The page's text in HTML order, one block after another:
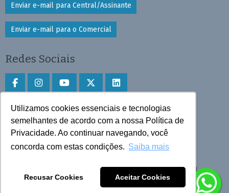
Utilizamos cookies essenciais e tecnologias
semelhantes de acordo com a nossa Política de
Privacidade. Ao continuar navegando, você
concorda com estas condições. Saiba mais
Recusar Cookies Aceitar Cookies
Enviar e-mail para Central/Assinante
Enviar e-mail para o Comercial
Redes Sociais
Faça download do aplicativo
Play Store e App Store
Todos os direitos reservados © 2025 Cruzeiro do Sul